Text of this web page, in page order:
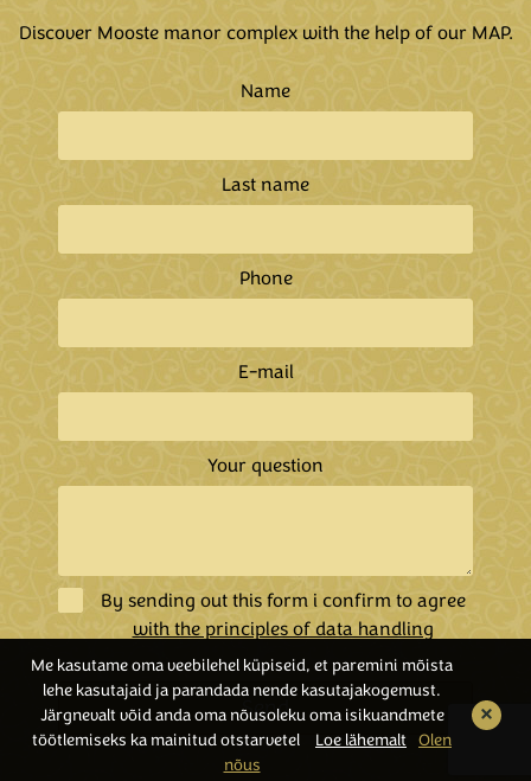
×
Me kasutame oma veebilehel küpiseid, et paremini mõista
lehe kasutajaid ja parandada nende kasutajakogemust.
Järgnevalt võid anda oma nõusoleku oma isikuandmete
töötlemiseks ka mainitud otstarvetel
Loe lähemalt Olen
nõus
Discover Mooste manor complex with the help of our MAP.
Name
Last name
Phone
E-mail
Your question
By sending out this form i confirm to agree
with the principles of data handling
Send